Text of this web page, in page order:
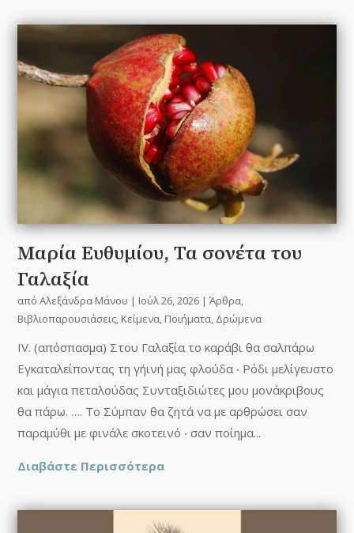
Mαρία Ευθυμίου, Τα σονέτα του
Γαλαξία
απόΑλεξάνδρα Μάνου | Ιούλ 26, 2026 |Άρθρα,
Βιβλιοπαρουσιάσεις, Κείμενα, Ποιήματα, Δρώμενα
IV. (απόσπασμα) Στου Γαλαξία το καράβι θα σαλπάρω
Εγκαταλείποντας τη γήινή μας φλούδα ‧ Ρόδι μελίγευστο
και μάγια πεταλούδας Συνταξιδιώτες μου μονάκριβους
θα πάρω. …. Το Σύμπαν θα ζητά να με αρθρώσει σαν
παραμύθι με φινάλε σκοτεινό ‧ σαν ποίημα...
Διαβάστε Περισσότερα